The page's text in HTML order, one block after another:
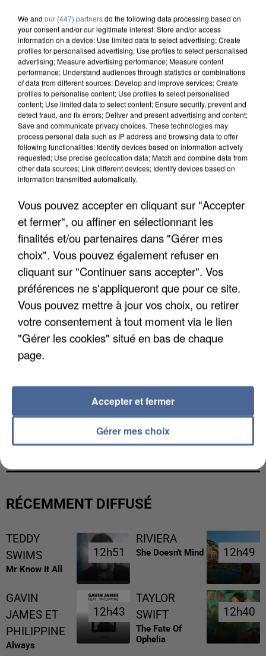
LES DONNÉES DE 300 000 CLIENTS DÉROBÉES À
INTERMARCHÉ APRÈS UNE...
GABRIEL ATTAL ET RAPHAËL GLUCKSMANN
VISÉS PAR DES INGÉRENCES...
RÉCEMMENT DIFFUSÉ
TEDDY
SWIMS
Mr Know It All
12h51
12h51
RIVIERA
She Doesn't Mind 12h49
12h49
GAVIN
JAMES ET
PHILIPPINE
Always
12h43
12h43
TAYLOR
SWIFT
The Fate Of
Ophelia
12h40
12h40
We and our (447) partnersdo the following data processing based on
your consent and/or our legitimate interest: Store and/or access
information on a device; Use limited data to select advertising; Create
profiles for personalised advertising; Use profiles to select personalised
advertising; Measure advertising performance; Measure content
performance; Understand audiences through statistics or combinations
of data from different sources; Develop and improve services; Create
profiles to personalise content; Use profiles to select personalised
content; Use limited data to select content; Ensure security, prevent and
detect fraud, and fix errors; Deliver and present advertising and content;
Save and communicate privacy choices. These technologies may
process personal data such as IP address and browsing data to offer
following functionalities: Identify devices based on information actively
requested; Use precise geolocation data; Match and combine data from
other data sources; Link different devices; Identify devices based on
information transmitted automatically.
Vous pouvez accepter en cliquant sur "Accepter
et fermer", ou affiner en sélectionnant les
finalités et/ou partenaires dans "Gérer mes
choix". Vous pouvez également refuser en
cliquant sur "Continuer sans accepter". Vos
préférences ne s'appliqueront que pour ce site.
Vous pouvez mettre à jour vos choix, ou retirer
votre consentement à tout moment via le lien
"Gérer les cookies" situé en bas de chaque
page.
Gérer mes choix
Accepter et fermer